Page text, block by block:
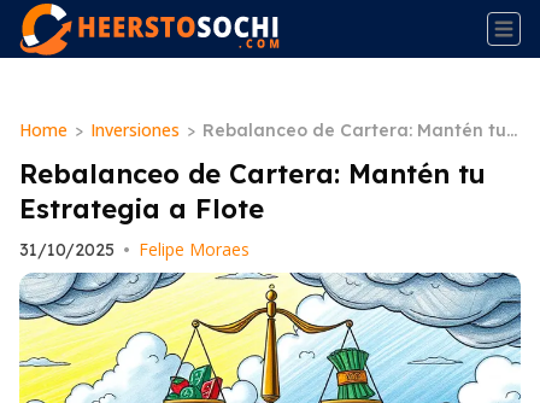
Home > Inversiones > Rebalanceo de Cartera: Mantén tu
Estrategia a Flote
Rebalanceo de Cartera: Mantén tu
Estrategia a Flote
31/10/2025 • Felipe Moraes